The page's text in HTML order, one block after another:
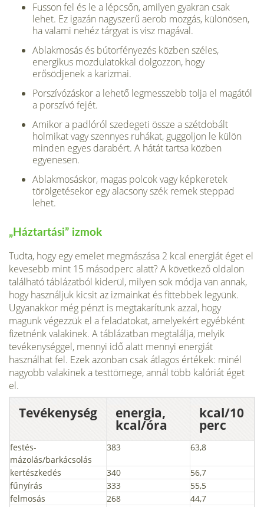
Fusson fel és le a lépcsőn, amilyen gyakran csak
lehet. Ez igazán nagyszerű aerob mozgás, különösen,
ha valami nehéz tárgyat is visz magával.
Ablakmosás és bútorfényezés közben széles,
energikus mozdulatokkal dolgozzon, hogy
erősödjenek a karizmai.
Porszívózáskor a lehető legmesszebb tolja el magától
a porszívó fejét.
Amikor a padlóról szedegeti össze a szétdobált
holmikat vagy szennyes ruhákat, guggoljon le külön
minden egyes darabért. A hátát tartsa közben
egyenesen.
Ablakmosáskor, magas polcok vagy képkeretek
törölgetésekor egy alacsony szék remek steppad
lehet.
„Háztartási” izmok
Tudta, hogy egy emelet megmászása 2 kcal energiát éget el
kevesebb mint 15 másodperc alatt? A következő oldalon
található táblázatból kiderül, milyen sok módja van annak,
hogy használjuk kicsit az izmainkat és fittebbek legyünk.
Ugyanakkor még pénzt is megtakarítunk azzal, hogy
magunk végezzük el a feladatokat, amelyekért egyébként
fizetnénk valakinek. A táblázatban megtalálja, melyik
tevékenységgel, mennyi idő alatt mennyi energiát
használhat fel. Ezek azonban csak átlagos értékek: minél
nagyobb valakinek a testtömege, annál több kalóriát éget
el.
Tevékenység energia,
kcal/óra
kcal/10
perc
festés-
mázolás/barkácsolás
383 63,8
kertészkedés 340
56,7
fűnyírás
333
55,5
felmosás
268
44,7